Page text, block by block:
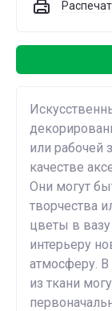
или рабочей
качестве
Они могут
творчества
цветы в
интерьеру
атмосферу. В
из ткани